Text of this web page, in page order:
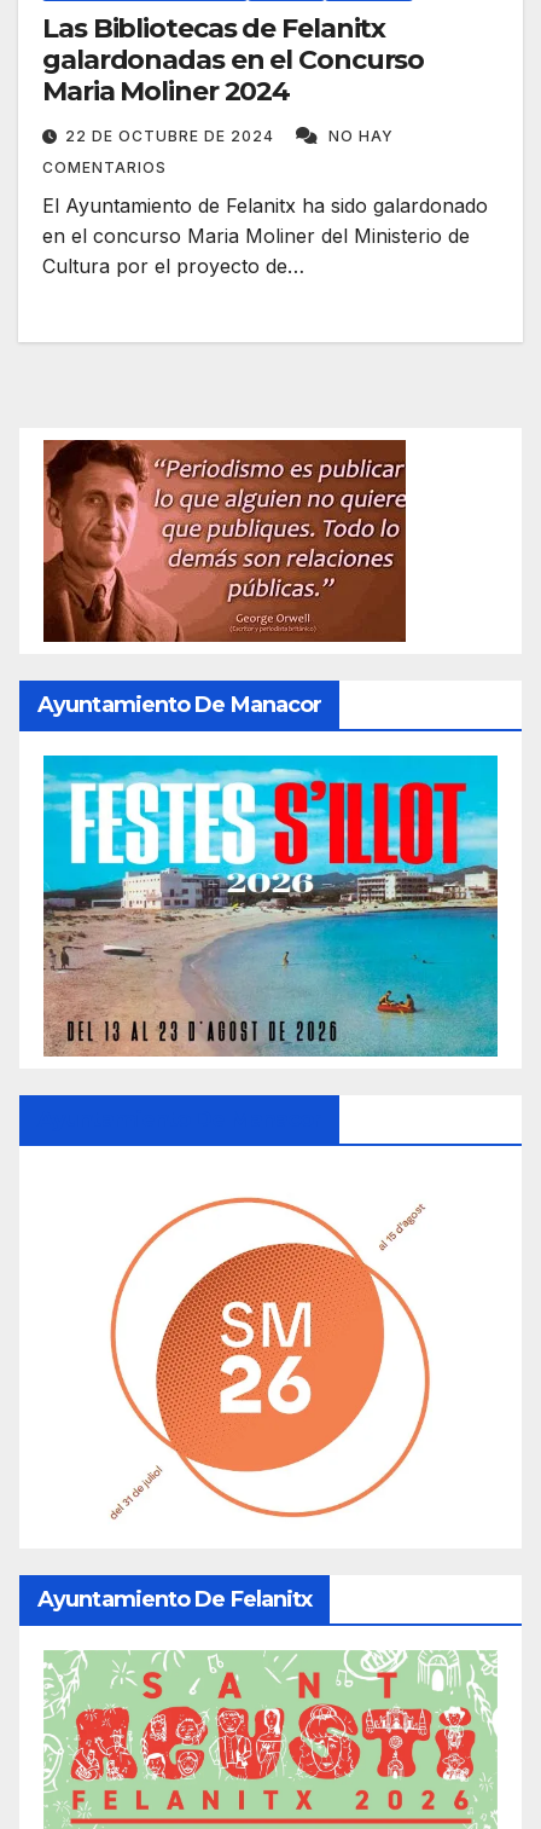
Las Bibliotecas de Felanitx
galardonadas en el Concurso
Maria Moliner 2024
22 DE OCTUBRE DE 2024
NO HAY
COMENTARIOS
El Ayuntamiento de Felanitx ha sido galardonado
en el concurso Maria Moliner del Ministerio de
Cultura por el proyecto de…
Ayuntamiento De Manacor
Ayuntamiento De Felanitx